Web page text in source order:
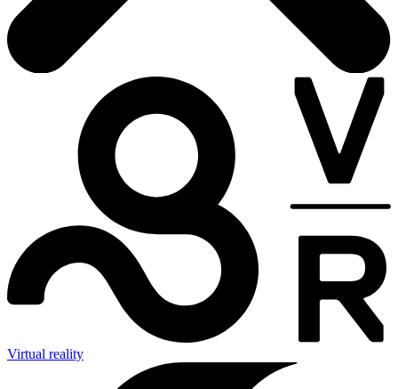
Virtual reality